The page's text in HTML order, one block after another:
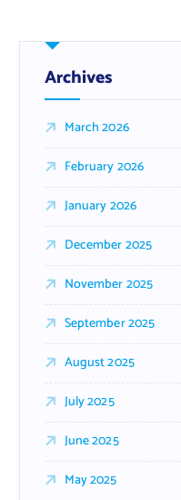
Archives
March 2026
February 2026
January 2026
December 2025
November 2025
September 2025
August 2025
July 2025
June 2025
May 2025